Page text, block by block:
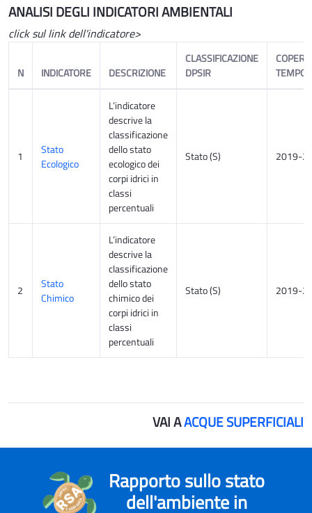
ANALISI DEGLI INDICATORI AMBIENTALI
click sul link dell'indicatore>
N INDICATORE DESCRIZIONE
CLASSIFICAZIONE
DPSIR
1
Stato
Ecologico
L’indicatore
descrive la
classificazione
dello stato
ecologico dei
corpi idrici in
classi
percentuali
Stato (S) 2019-
2
Stato
Chimico
L’indicatore
descrive la
classificazione
dello stato
chimico dei
corpi idrici in
classi
percentuali
Stato (S) 2019-
VAI AACQUE SUPERFICIALI
Rapporto sullo stato
dell'ambiente in